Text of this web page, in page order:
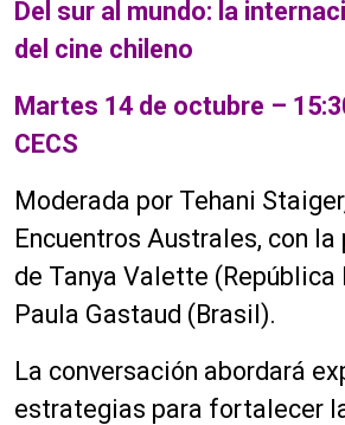
Del sur al mundo: la
del cine chileno
Martes 14 de octubre –
CECS
Moderada por Tehani
Encuentros Australes, con
de Tanya Valette (República
Paula Gastaud (Brasil).
La conversación abordará
estrategias para fortalecer